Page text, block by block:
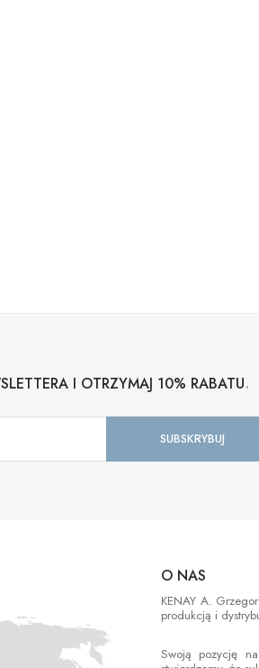
I OTRZYMAJ 10% RABATU.
O NAS
KENAY A.
produkcją i
Swoją pozycję